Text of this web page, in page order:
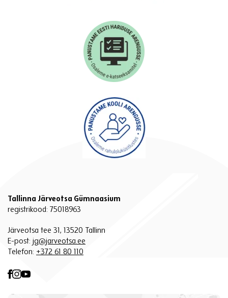
Tallinna Järveotsa Gümnaasium
registrikood: 75018963
Järveotsa tee 31, 13520 Tallinn
E-post: jg@jarveotsa.ee
Telefon: +372 61 80 110